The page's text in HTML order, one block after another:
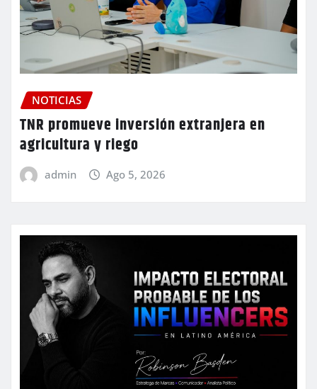
NOTICIAS
TNR promueve inversión extranjera en
agricultura y riego
admin Ago 5, 2026